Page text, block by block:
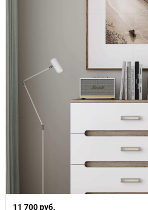
11 700 руб.